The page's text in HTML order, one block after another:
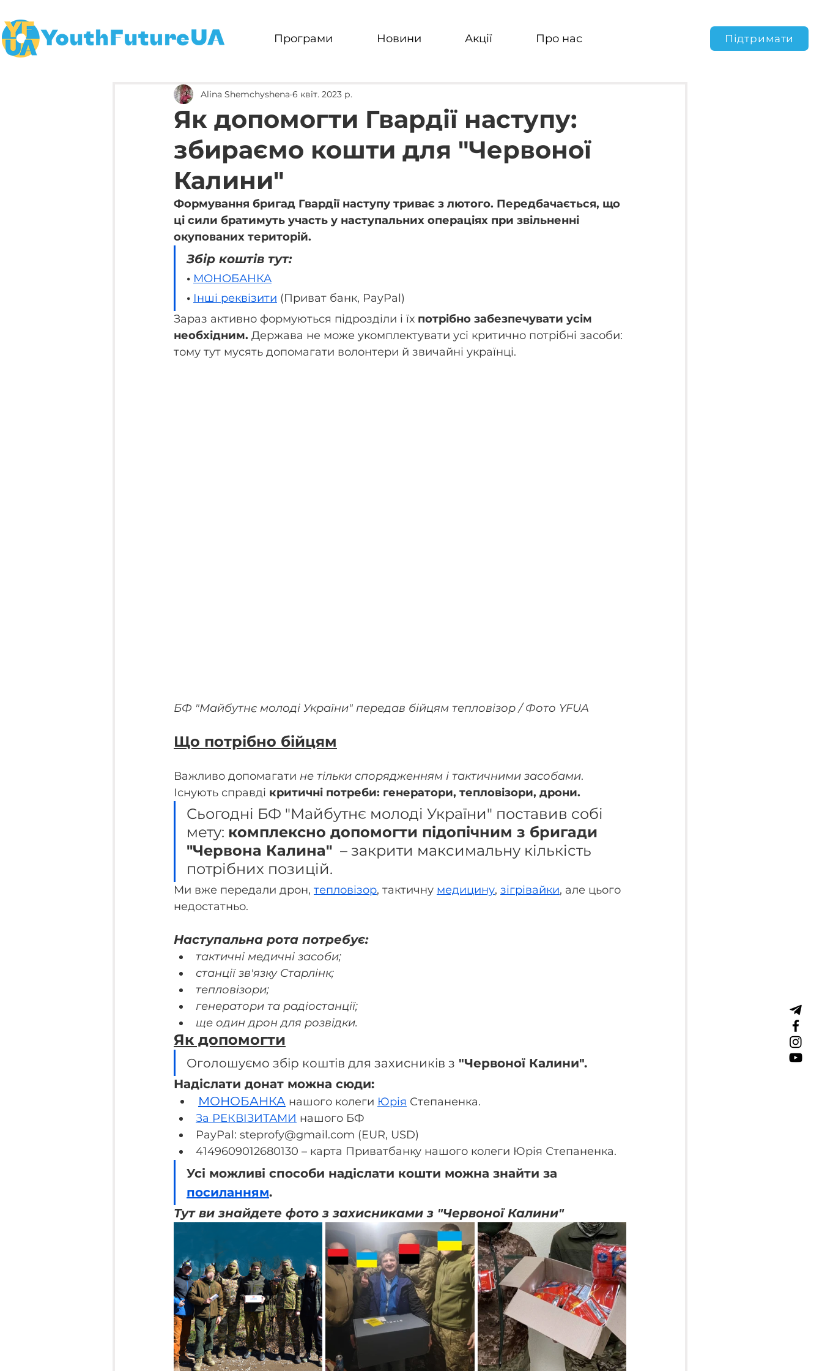
Програми Новини Акції Про нас Підтримати
Як допомогти Гвардії наступу:
збираємо кошти для "Червоної
Калини"
Alina Shemchyshena 6 квіт. 2023 р.
Формування бригад Гвардії наступу триває з лютого. Передбачається, що
ці сили братимуть участь у наступальних операціях при звільненні
окупованих територій.
Збір коштів тут:
• МОНОБАНКА
• Інші реквізити (Приват банк, PayPal)
Зараз активно формуються підрозділи і їх потрібно забезпечувати усім
необхідним. Держава не може укомплектувати усі критично потрібні засоби:
тому тут мусять допомагати волонтери й звичайні українці.
БФ "Майбутнє молоді України" передав бійцям тепловізор / Фото YFUA
Що потрібно бійцям
Важливо допомагати не тільки спорядженням і тактичними засобами.
Існують справді критичні потреби: генератори, тепловізори, дрони.
Сьогодні БФ "Майбутнє молоді України" поставив собі
мету: комплексно допомогти підопічним з бригади
"Червона Калина" – закрити максимальну кількість
потрібних позицій.
Ми вже передали дрон, тепловізор, тактичну медицину, зігрівайки, але цього
недостатньо.
Наступальна рота потребує:
тактичні медичні засоби;
станції зв'язку Старлінк;
тепловізори;
генератори та радіостанції;
ще один дрон для розвідки.
Як допомогти
Оголошуємо збір коштів для захисників з "Червоної Калини".
Надіслати донат можна сюди:
МОНОБАНКА нашого колеги Юрія Степаненка.
За РЕКВІЗИТАМИ нашого БФ
PayPal: steprofy@gmail.com (EUR, USD)
4149609012680130 – карта Приватбанку нашого колеги Юрія Степаненка.
Усі можливі способи надіслати кошти можна знайти за
посиланням.
Тут ви знайдете фото з захисниками з "Червоної Калини"